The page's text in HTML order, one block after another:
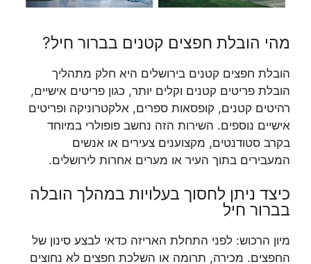
מהי הובלת חפצים קטנים בברור חיל?
הובלת חפצים קטנים בירושלים היא חלק מתהליך
הובלת פריטים קטנים וקלים יותר, כגון פריטים אישיים,
רהיטים קטנים, קופסאות ספרים, אלקטרוניקה ופריטים
אישיים נוספים. השירות הזה נחשב פופולרי במיוחד
בקרב סטודנטים, מקצוענים צעירים או אנשים
המעבירים בתוך העיר או מערים אחרות לירושלים.
כיצד ניתן לחסוך בעלויות במהלך הובלה
בברור חיל
מיון הרכוש: לפני התחלת האריזה כדאי לבצע סינון של
החפצים. מכירה, תרומה או השלכת חפצים לא נחוצים